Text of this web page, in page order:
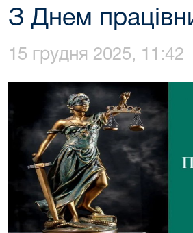
З Днем
15 грудня 2025, 11:42